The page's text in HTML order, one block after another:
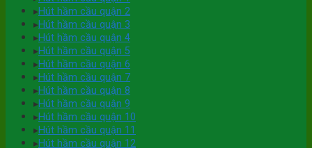
▸Hút hầm cầu quận 2
▸Hút hầm cầu quận 3
▸Hút hầm cầu quận 4
▸Hút hầm cầu quận 5
▸Hút hầm cầu quận 6
▸Hút hầm cầu quận 7
▸Hút hầm cầu quận 8
▸Hút hầm cầu quận 9
▸Hút hầm cầu quận 10
▸Hút hầm cầu quận 11
▸Hút hầm cầu quận 12